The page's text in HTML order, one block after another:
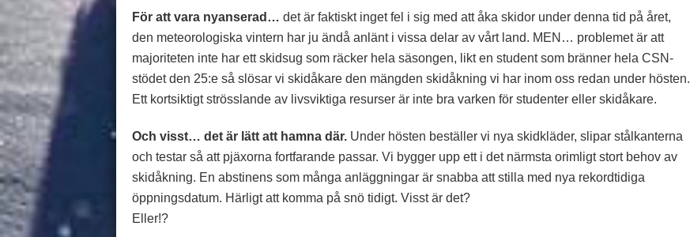
För att vara nyanserad… det är faktiskt inget fel i sig med att åka skidor under denna tid på året,
den meteorologiska vintern har ju ändå anlänt i vissa delar av vårt land. MEN… problemet är att
majoriteten inte har ett skidsug som räcker hela säsongen, likt en student som bränner hela CSN-
stödet den 25:e så slösar vi skidåkare den mängden skidåkning vi har inom oss redan under hösten.
Ett kortsiktigt strösslande av livsviktiga resurser är inte bra varken för studenter eller skidåkare.
Och visst… det är lätt att hamna där. Under hösten beställer vi nya skidkläder, slipar stålkanterna
och testar så att pjäxorna fortfarande passar. Vi bygger upp ett i det närmsta orimligt stort behov av
skidåkning. En abstinens som många anläggningar är snabba att stilla med nya rekordtidiga
öppningsdatum. Härligt att komma på snö tidigt. Visst är det?
Eller!?